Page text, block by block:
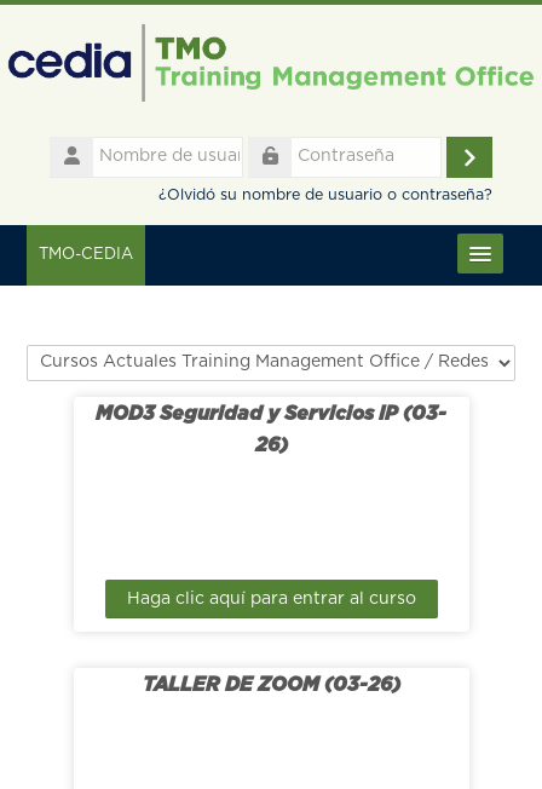
Nombre
¿Olvidó su nombre de usuario o contraseña?
TMO-CEDIA
MOD3 Seguridad y Servicios IP (03-
26)
Haga clic aquí para entrar al curso
TALLER DE ZOOM (03-26)